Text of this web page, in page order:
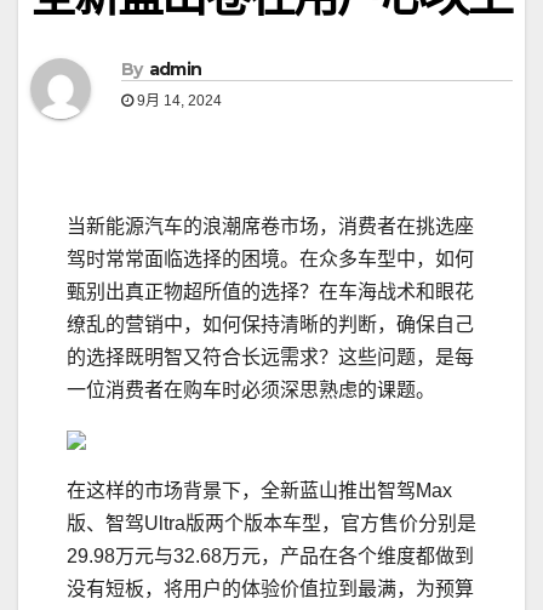
By admin
9月 14, 2024
当新能源汽车的浪潮席卷市场，消费者在挑选座
驾时常常面临选择的困境。在众多车型中，如何
甄别出真正物超所值的选择？在车海战术和眼花
缭乱的营销中，如何保持清晰的判断，确保自己
的选择既明智又符合长远需求？这些问题，是每
一位消费者在购车时必须深思熟虑的课题。
在这样的市场背景下，全新蓝山推出智驾Max
版、智驾Ultra版两个版本车型，官方售价分别是
29.98万元与32.68万元，产品在各个维度都做到
没有短板，将用户的体验价值拉到最满，为预算